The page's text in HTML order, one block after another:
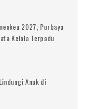
2027, Purbaya
Kelola Terpadu
Anak di